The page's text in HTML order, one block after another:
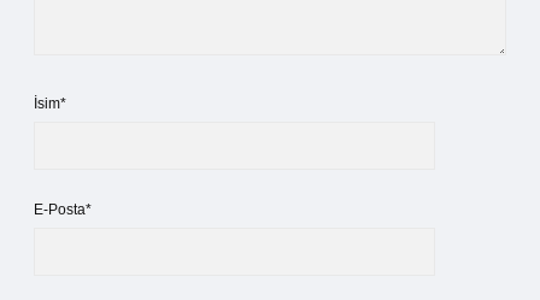
İsim*
E-Posta*